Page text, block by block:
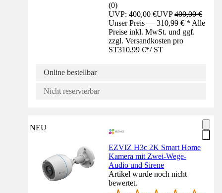
(0)
UVP: 400,00 €UVP400,00 €
Unser Preis — 310,99 € * Alle
Preise inkl. MwSt. und ggf.
zzgl. Versandkosten pro
ST310,99 €*/ ST
Online bestellbar
Nicht reservierbar
NEU
EZVIZ H3c 2K Smart Home
Kamera mit Zwei-Wege-
Audio und Sirene
Artikel wurde noch nicht
bewertet.